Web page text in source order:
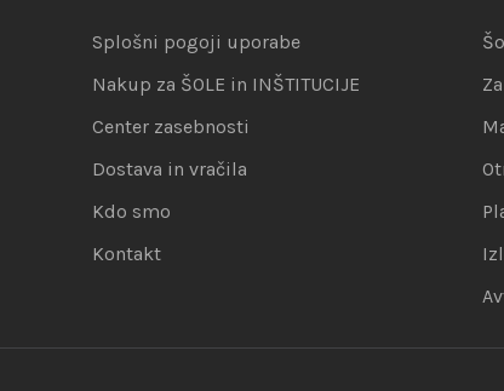
Splošni pogoji uporabe
Nakup za ŠOLE in INŠTITUCIJE
Center zasebnosti
Dostava in vračila
Kdo smo
Kontakt